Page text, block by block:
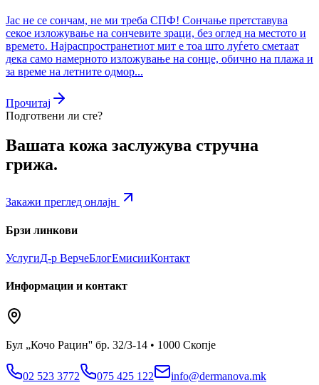
Јас не се сончам, не ми треба СПФ! Сончање претставува
секое изложување на сончевите зраци, без оглед на местото и
времето. Најраспространетиот мит е тоа што луѓето сметаат
дека само намерното изложување на сонце, обично на плажа и
за време на летните одмор...
Прочитај
Подготвени ли сте?
Вашата кожа заслужува стручна
грижа.
Закажи преглед онлајн
Брзи линкови
УслугиД-р ВерчеБлогЕмисииКонтакт
Информации и контакт
Бул „Кочо Рацин'' бр. 32/3-14 • 1000 Скопје
02 523 3772 075 425 122 info@dermanova.mk